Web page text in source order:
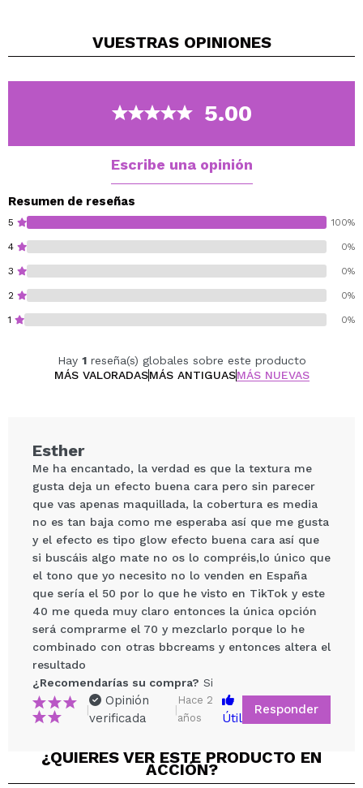
vera y ácido hialurónico.
aumentar la cobertura del tinte como quieras.
Con SPF 30 que protege la piel del sol.
VUESTRAS OPINIONES
5.00
Escribe una opinión
Resumen de reseñas
5 100%
4 0%
3 0%
2 0%
1 0%
Hay 1reseña(s) globales sobre este producto
MÁS VALORADASMÁS ANTIGUASMÁS NUEVAS
Compartir un vídeo o una foto
Tu vídeo podría ser el primero. Imagínatelo...
¿Recomendarías su compra?
5/5
Esther
Me ha encantado, la verdad es que la textura me
gusta deja un efecto buena cara pero sin parecer
que vas apenas maquillada, la cobertura es media
no es tan baja como me esperaba así que me gusta
y el efecto es tipo glow efecto buena cara así que
si buscáis algo mate no os lo compréis,lo único que
el tono que yo necesito no lo venden en España
que sería el 50 por lo que he visto en TikTok y este
40 me queda muy claro entonces la única opción
será comprarme el 70 y mezclarlo porque lo he
combinado con otras bbcreams y entonces altera el
resultado
¿Recomendarías su compra? Si
|
Opinión
verificada
|
Hace 2
años
Útil
Responder
¿QUIERES VER ESTE PRODUCTO EN
ACCIÓN?